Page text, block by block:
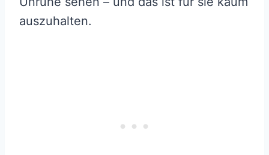
auszuhalten.